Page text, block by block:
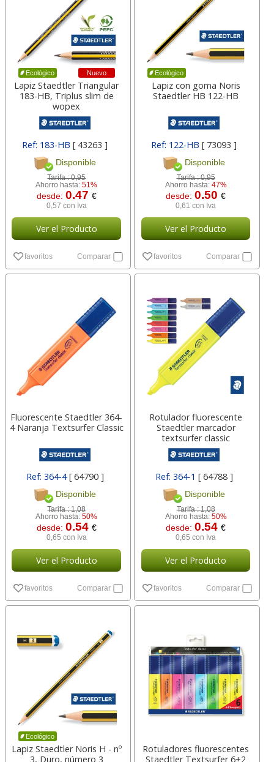
Ecológico Nuevo
Lapiz Staedtler Triangular
183-HB, Triplus slim de
wopex
Ref: 183-HB[ 43263 ]
Disponible
Tarifa :0,95
Ahorro hasta:51%
desde: 0.47 €
0,57 con Iva
Ver el Producto
favoritos Comparar
Ecológico
Lapiz con goma Noris
Staedtler HB 122-HB
Ref: 122-HB[ 73093 ]
Disponible
Tarifa :0,95
Ahorro hasta: 47%
desde:0.50€
0,61 con Iva
Ver el Producto
favoritos Comparar
Fluorescente Staedtler 364-
4 Naranja Textsurfer Classic
Ref: 364-4[ 64790 ]
Disponible
Tarifa :1,08
Ahorro hasta:50%
desde: 0.54 €
0,65 con Iva
Ver el Producto
favoritos Comparar
Rotulador fluorescente
Staedtler marcador
textsurfer classic
Ref: 364-1 [ 64788 ]
Disponible
Tarifa :1,08
Ahorro hasta: 50%
desde:0.54€
0,65 con Iva
Ver el Producto
favoritos Comparar
Ecológico
Lapiz Staedtler Noris H - nº
3, Duro, número 3
Rotuladores fluorescentes
Staedtler Textsurfer 6+2